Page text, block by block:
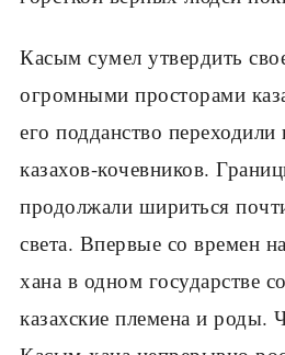
Касым сумел утвердить
огромными просторами
его подданство
казахов-кочевников.
продолжали шириться
света. Впервые со времен
хана в одном государстве
казахские племена и роды.